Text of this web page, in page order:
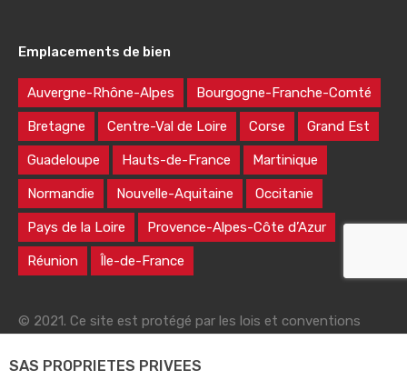
Emplacements de bien
Auvergne-Rhône-Alpes Bourgogne-Franche-Comté
Bretagne Centre-Val de Loire Corse Grand Est
Guadeloupe Hauts-de-France Martinique
Normandie Nouvelle-Aquitaine Occitanie
Pays de la Loire Provence-Alpes-Côte d’Azur
Réunion Île-de-France
© 2021. Ce site est protégé par les lois et conventions
SAS PROPRIETES PRIVEES